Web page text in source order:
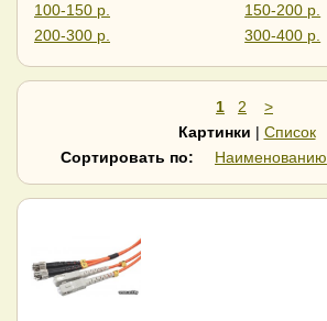
Hikvision
HP
Huawei
Intel
iOpen
IP-COM
Legrand
LR-Link
Mellanox
Mercusys
QNAP
Ruijie Networks
100-150 р.
150-200 р.
200-300 р.
300-400 р.
1 2
>
Картинки | Список
Сортировать по:
Наименованию